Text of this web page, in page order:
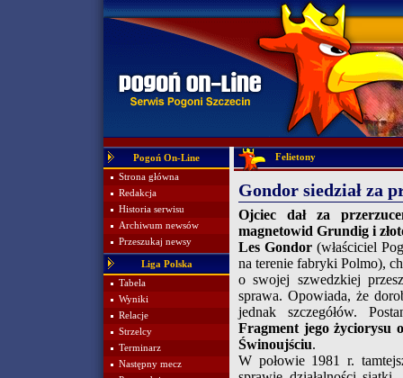
Pogoń On-Line
Strona główna
Redakcja
Historia serwisu
Archiwum newsów
Przeszukaj newsy
Liga Polska
Tabela
Wyniki
Relacje
Strzelcy
Terminarz
Następny mecz
Felietony
Gondor siedział za
Ojciec dał za
magnetowid Grundig i
Les Gondor (właściciel
na terenie fabryki Polmo),
o swojej szwedzkiej
sprawa. Opowiada, że
jednak szczegółów.
Fragment jego życiorysu
Świnoujściu.
W połowie 1981 r.